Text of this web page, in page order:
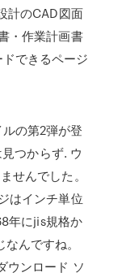
計のCAD図面
・作業計画書
できるページ
の第2弾が登
つからず. ウ
せんでした。
はインチ単位
年にjis規格か
んですね。
ンロード ソ